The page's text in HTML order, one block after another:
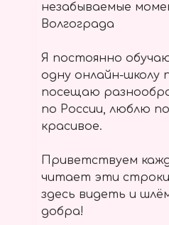
незабываемые
Волгограда
Я постоянно
одну онлайн-школу
посещаю
по России, люблю
красивое.
Приветствуем
читает эти
здесь видеть и
добра!